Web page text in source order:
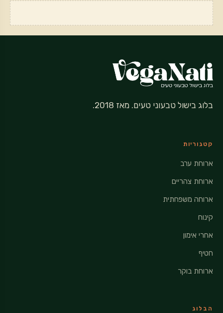
בלוג בישול טבעוני טעים. מאז 2018.
קטגוריות
ארוחת ערב
ארוחת צהריים
ארוחה משפחתית
קינוח
אחרי אימון
חטיף
ארוחת בוקר
הבלוג